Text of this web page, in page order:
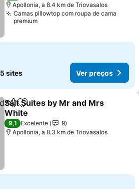
Apollonia, a 8.4 km de Triovasalos
Camas pillowtop com roupa de cama
premium
5 sites Ver preços
PartilharAdicionar aos favoritos
Salt Suites by Mr and Mrs
White
9,1 Excelente
9
Apollonia, a 8.3 km de Triovasalos